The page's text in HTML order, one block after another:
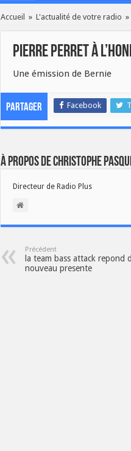
Accueil » L'actualité de votre radio »
Pierre Perret à
Une émission de Bernie
Partager Facebook
À propos de Christophe
Directeur de Radio Plus
Précédent
la team bass attack repond
nouveau presente